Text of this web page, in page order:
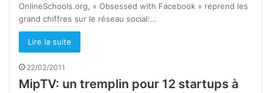
OnlineSchools.org, « Obsessed with Facebook » reprend les
grand chiffres sur le réseau social:…
Lire la suite
22/02/2011
MipTV: un tremplin pour 12 startups à